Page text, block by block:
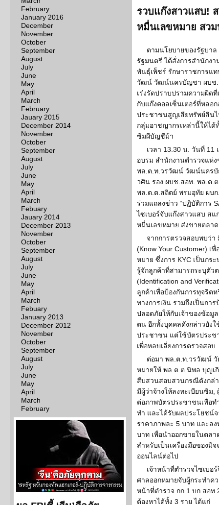
February
January 2016
December
November
October
September
August
July
June
May
April
March
February
Jauary 2015
December 2014
November
October
September
August
July
June
May
April
March
Febuary
Jauary 2014
December 2013
November
October
September
August
July
June
May
April
March
Febuary
January 2013
December 2012
November
October
September
August
July
June
May
April
March
February
รวบแก๊งสาวแสบ!
หมื่นเลขหมาย สว
ตามนโยบายของรัฐบา
รัฐมนตรี ได้สั่งการสำนักง
พันธุ์เพ็ชร์ รักษาราชการแ
วัฒน์ วัฒน์นครบัญชา ผบช.
เร่งรัดปราบปรามความผิด
กับแก๊งคอลเซ็นเตอร์ที่หลอ
ประชาชนสูญเสียทรัพย์สิน
กลุ่มอาชญากรเหล่านี้ให้ได้
ซิมผีบัญชีม้า
เวลา 13.30 น. วันที่ 11
อบรม สำนักงานตำรวจแห่
พล.ต.ท.วรวัฒน์ วัฒน์นครบั
วศิน รอง ผบช.สอท. พล.ต.
พล.ต.ต.สถิตย์ พรมอุทัย ผบ
ร่วมแถลงข่าว “ปฏิบัติการ
ไซเบอร์จับแก๊งสาวแสบ สแ
หมื่นเลขหมาย ส่งขายตลาด
จากการตรวจสอบพบว่า
(Know Your Customer) เ
หมาย ซึ่งการ KYC เป็นกร
รู้จักลูกค้าที่สามารถระบุตัว
(Identification and
ลูกค้าเพื่อป้องกันการทุจริต
ทางการเงิน รวมถึงเป็นกา
ปลอดภัยให้กับเจ้าของข้อมู
ตน อีกทั้งบุคคลดังกล่าวยัง
ประชาชน แต่ใช้บัตรประช
เพื่อหลบเลี่ยงการตรวจสอบ
ต่อมา พล.ต.ท.วรวัฒน์
หมายให้ พล.ต.ต.นิพล บุญเ
สืบสวนสอบสวนกรณีดังกล่
มีผู้ว่าจ้างให้ลงทะเบียนซิม
ต่อภาพบัตรประชาชนเพื่อ
ทำ และได้รับผลประโยชน์
ราคาภาพละ 5 บาท และล
บาท เพื่อนำออกขายในตลา
สำหรับเป็นเครื่องมือของมิ
ออนไลน์ต่อไป
เจ้าหน้าที่ตำรวจไซเบอ
ศาลออกหมายจับผู้กระทำค
หน้าที่ตำรวจ กก.1 บก.สอท
ต้องหาได้ทั้ง 3 ราย ได้แก่